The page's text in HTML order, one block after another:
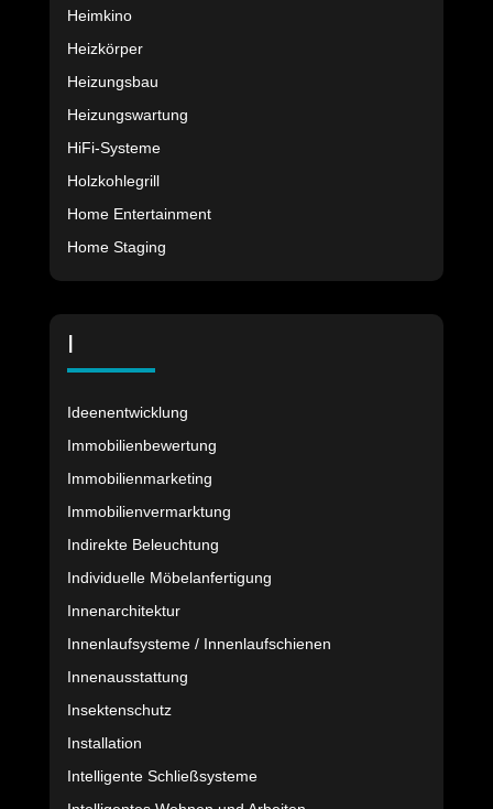
Heimkino
Heizkörper
Heizungsbau
Heizungswartung
HiFi-Systeme
Holzkohlegrill
Home Entertainment
Home Staging
I
Ideenentwicklung
Immobilienbewertung
Immobilienmarketing
Immobilienvermarktung
Indirekte Beleuchtung
Individuelle Möbelanfertigung
Innenarchitektur
Innenlaufsysteme / Innenlaufschienen
Innenausstattung
Insektenschutz
Installation
Intelligente Schließsysteme